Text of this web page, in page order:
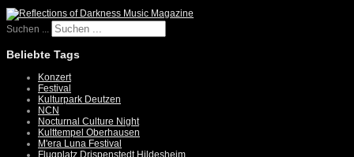
Suchen ...
Beliebte Tags
Konzert
Festival
Kulturpark Deutzen
NCN
Nocturnal Culture Night
Kulttempel Oberhausen
M'era Luna Festival